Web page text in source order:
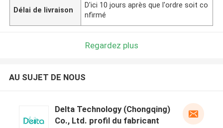
Délai de livraison
D'ici 10 jours après que l'ordre soit co
nfirmé
Regardez plus
AU SUJET DE NOUS
Delta Technology (Chongqing)
Co., Ltd. profil du fabricant